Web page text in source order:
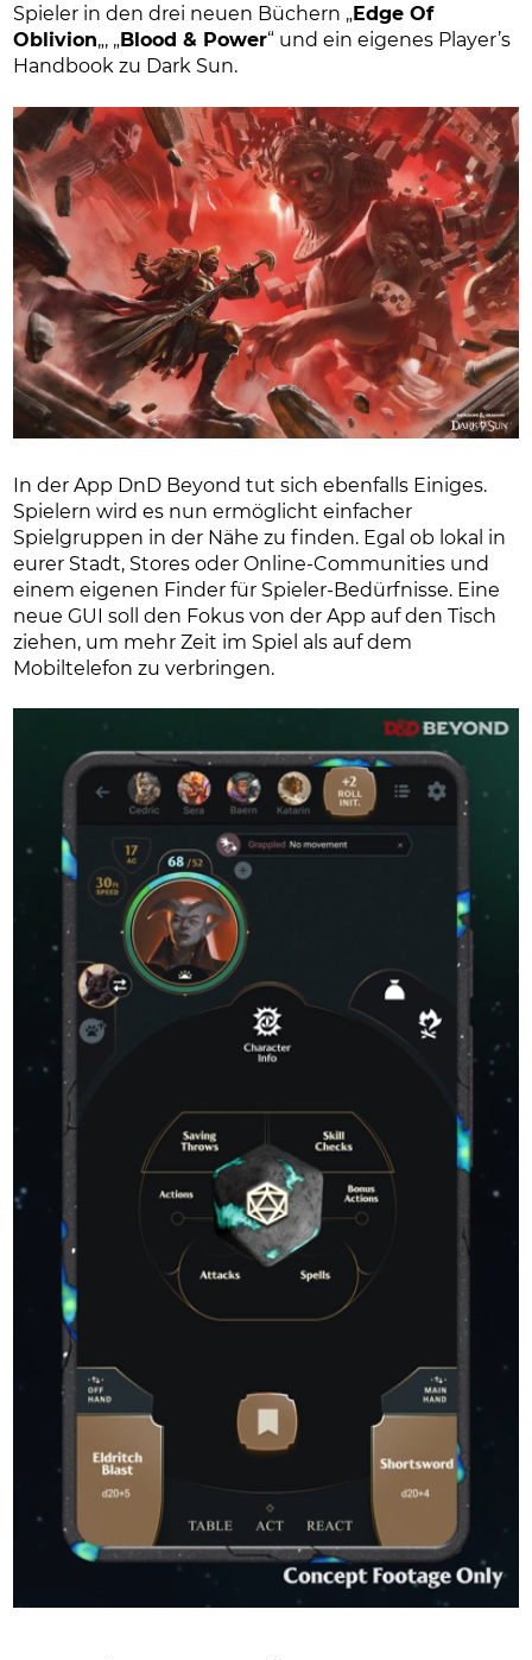
Spieler in den drei neuen Büchern „ Edge Of
Oblivion„, „ Blood & Power“ und ein eigenes Player’s
Handbook zu Dark Sun.
In der App DnD Beyond tut sich ebenfalls Einiges.
Spielern wird es nun ermöglicht einfacher
Spielgruppen in der Nähe zu finden. Egal ob lokal in
eurer Stadt, Stores oder Online-Communities und
einem eigenen Finder für Spieler-Bedürfnisse. Eine
neue GUI soll den Fokus von der App auf den Tisch
ziehen, um mehr Zeit im Spiel als auf dem
Mobiltelefon zu verbringen.